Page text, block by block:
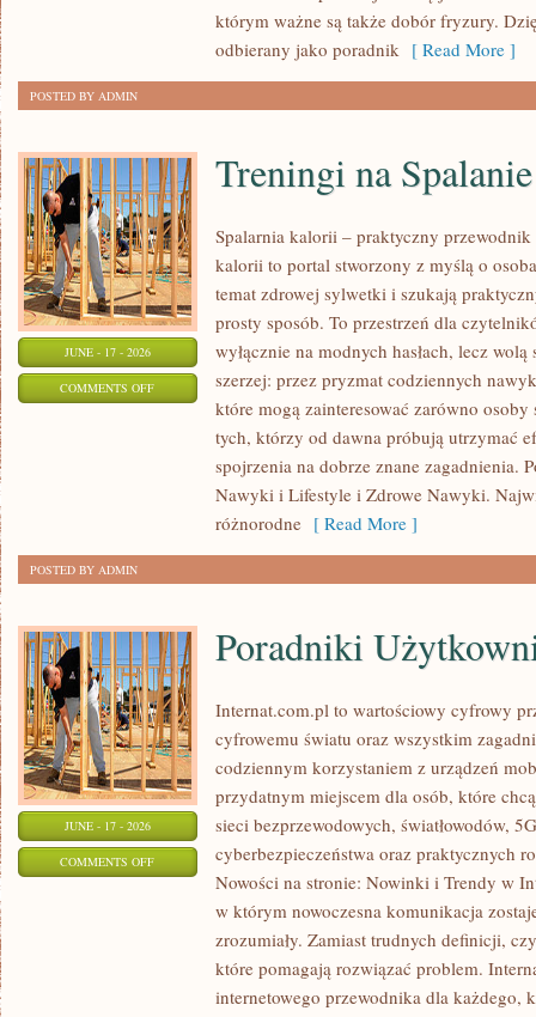
którym ważne są także dobór fryzury.
odbierany jako poradnik [ Read More ]
POSTED BY ADMIN
JUNE - 17 - 2026
COMMENTS OFFON
Treningi na
Spalarnia kalorii – praktyczny
kalorii to portal stworzony z myślą o
temat zdrowej sylwetki i szukają
prosty sposób. To przestrzeń dla
wyłącznie na modnych hasłach, lecz
szerzej: przez pryzmat codziennych
które mogą zainteresować zarówno
tych, którzy od dawna próbują utrzymać
spojrzenia na dobrze znane zagadnienia.
Nawyki i Lifestyle i Zdrowe Nawyki.
różnorodne [ Read More ]
POSTED BY ADMIN
JUNE - 17 - 2026
COMMENTS OFFON
PORADNIKI
UŻYTKOWNIKA
Poradniki
Internat.com.pl to wartościowy cyfrowy
cyfrowemu światu oraz wszystkim
codziennym korzystaniem z urządzeń
przydatnym miejscem dla osób, które
sieci bezprzewodowych, światłowodów,
cyberbezpieczeństwa oraz praktycznych
Nowości na stronie: Nowinki i Trendy w
w którym nowoczesna komunikacja
zrozumiały. Zamiast trudnych definicji,
które pomagają rozwiązać problem.
internetowego przewodnika dla każdego,